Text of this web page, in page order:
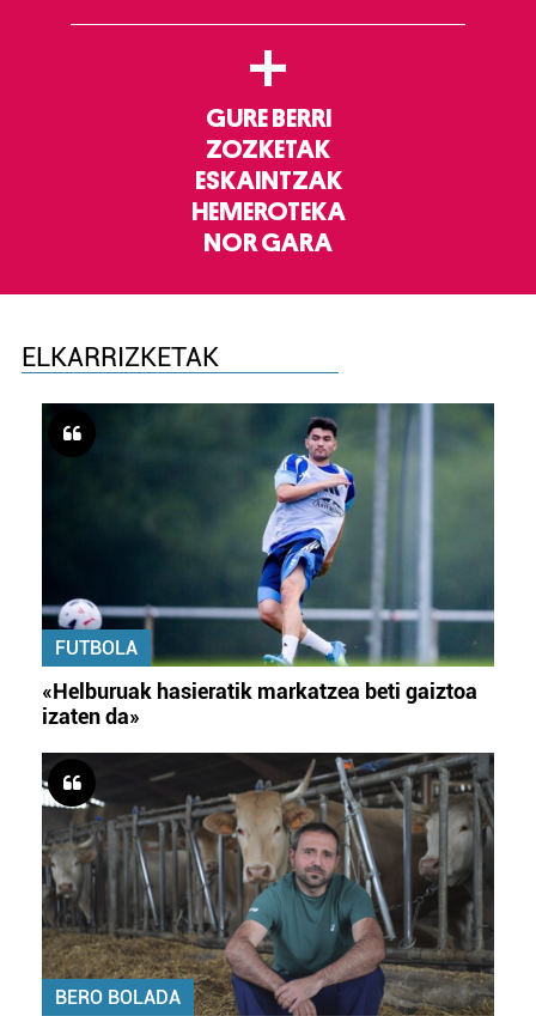
+
GURE BERRI
ZOZKETAK
ESKAINTZAK
HEMEROTEKA
NOR GARA
ELKARRIZKETAK
FUTBOLA
«Helburuak hasieratik markatzea beti gaiztoa
izaten da»
BERO BOLADA